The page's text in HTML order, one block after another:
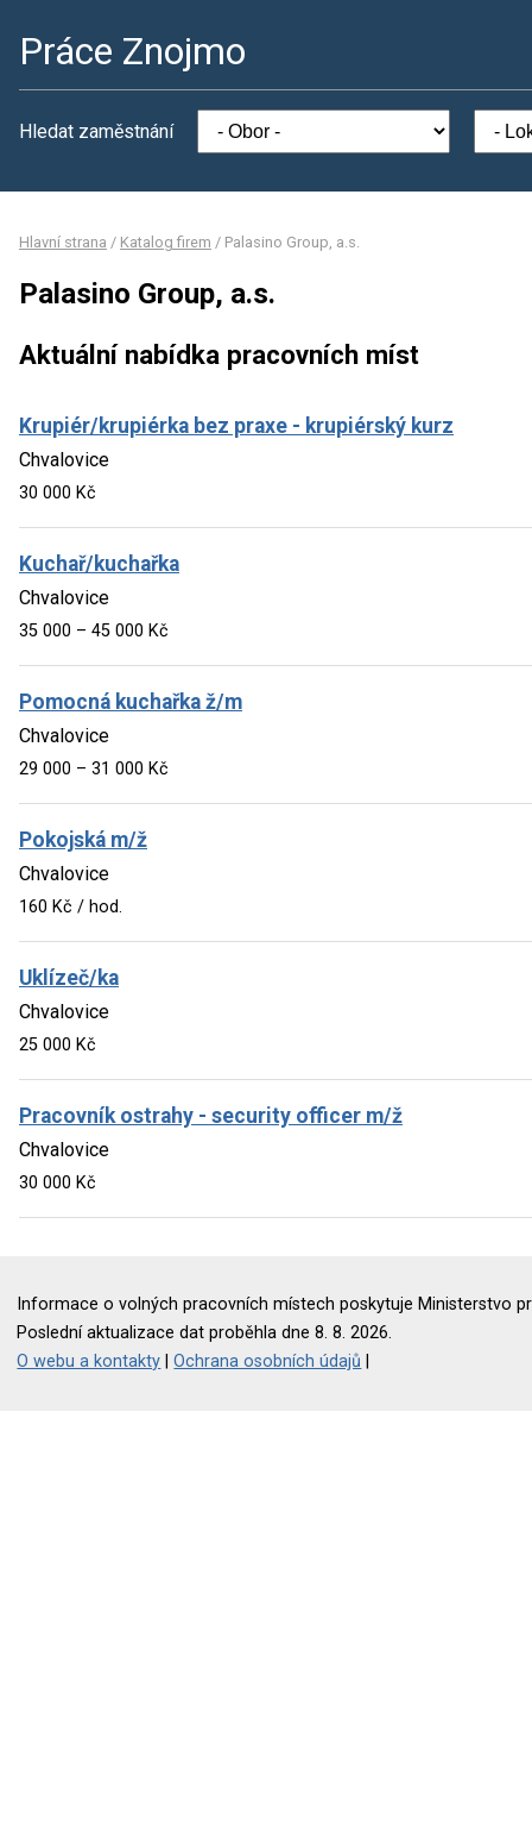
Práce Znojmo
Hledat zaměstnání
Hlavní strana / Katalog firem / Palasino Group, a.s.
Palasino Group, a.s.
Aktuální nabídka pracovních míst
Krupiér/krupiérka bez praxe - krupiérský kurz
Chvalovice
30 000 Kč
Kuchař/kuchařka
Chvalovice
35 000 – 45 000 Kč
Pomocná kuchařka ž/m
Chvalovice
29 000 – 31 000 Kč
Pokojská m/ž
Chvalovice
160 Kč / hod.
Uklízeč/ka
Chvalovice
25 000 Kč
Pracovník ostrahy - security officer m/ž
Chvalovice
30 000 Kč
Informace o volných pracovních místech poskytuje Ministerstvo
Poslední aktualizace dat proběhla dne 8. 8. 2026.
O webu a kontakty |Ochrana osobních údajů